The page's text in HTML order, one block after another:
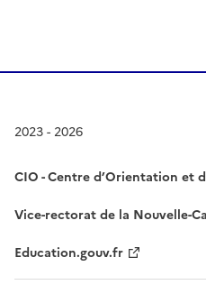
2023 - 2026
CIO - Centre d’Orientation et
Vice-rectorat de la Nouvelle-
Education.gouv.fr